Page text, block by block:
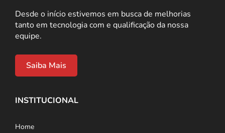
Desde o início estivemos em busca de melhorias
tanto em tecnologia com e qualificação da nossa
equipe.
Saiba Mais
INSTITUCIONAL
Home